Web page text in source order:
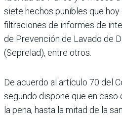
siete hechos punibles que
filtraciones de informes de
de Prevención de Lavado de
(Seprelad), entre otros.
De acuerdo al artículo 70 del
segundo dispone que en caso
la pena, hasta la mitad de la